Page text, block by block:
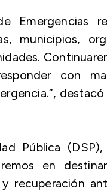
Emergencias
municipios,
con
Pública
en
recuperación